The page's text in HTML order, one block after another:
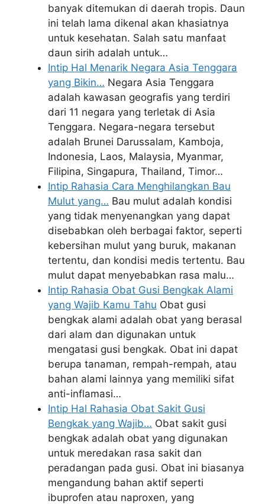
banyak ditemukan di daerah tropis. Daun
ini telah lama dikenal akan khasiatnya
untuk kesehatan. Salah satu manfaat
daun sirih adalah untuk…
Intip Hal Menarik Negara Asia Tenggara
yang Bikin… Negara Asia Tenggara
adalah kawasan geografis yang terdiri
dari 11 negara yang terletak di Asia
Tenggara. Negara-negara tersebut
adalah Brunei Darussalam, Kamboja,
Indonesia, Laos, Malaysia, Myanmar,
Filipina, Singapura, Thailand, Timor…
Intip Rahasia Cara Menghilangkan Bau
Mulut yang… Bau mulut adalah kondisi
yang tidak menyenangkan yang dapat
disebabkan oleh berbagai faktor, seperti
kebersihan mulut yang buruk, makanan
tertentu, dan kondisi medis tertentu. Bau
mulut dapat menyebabkan rasa malu…
Intip Rahasia Obat Gusi Bengkak Alami
yang Wajib Kamu Tahu Obat gusi
bengkak alami adalah obat yang berasal
dari alam dan digunakan untuk
mengatasi gusi bengkak. Obat ini dapat
berupa tanaman, rempah-rempah, atau
bahan alami lainnya yang memiliki sifat
anti-inflamasi…
Intip Hal Rahasia Obat Sakit Gusi
Bengkak yang Wajib… Obat sakit gusi
bengkak adalah obat yang digunakan
untuk meredakan rasa sakit dan
peradangan pada gusi. Obat ini biasanya
mengandung bahan aktif seperti
ibuprofen atau naproxen, yang